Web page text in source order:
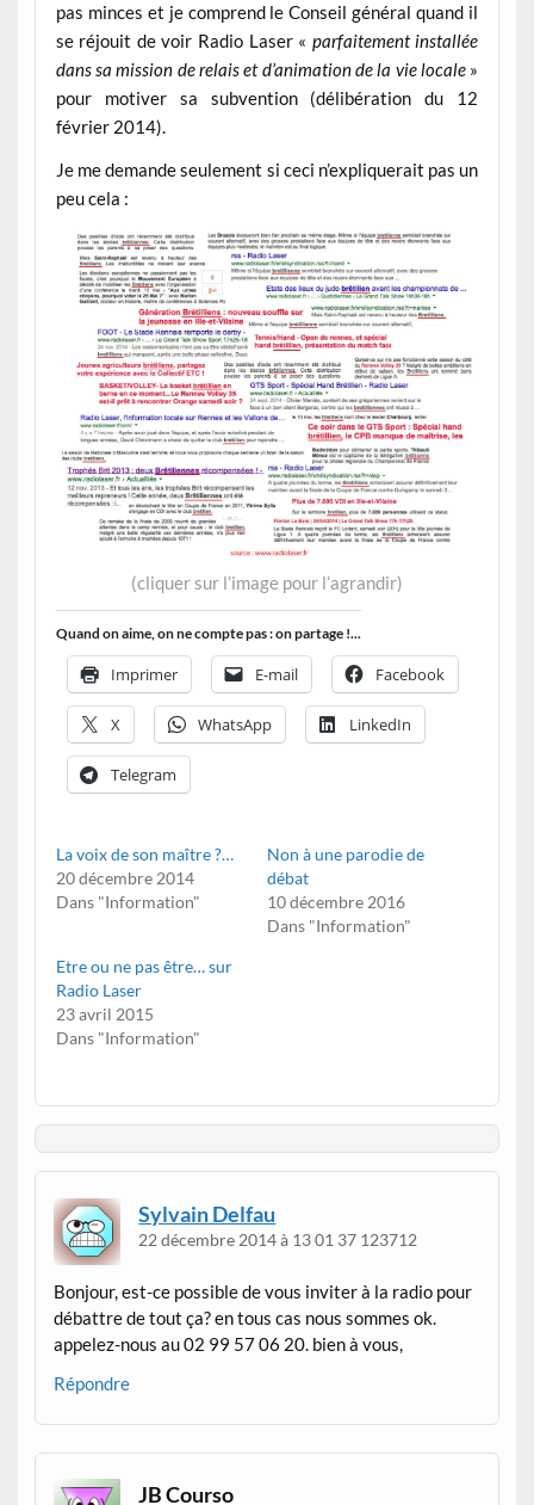
pas minces et je comprend le Conseil général quand il
se réjouit de voir Radio Laser « parfaitement installée
dans sa mission de relais et d’animation de la vie locale »
pour motiver sa subvention (délibération du 12
février 2014).
Je me demande seulement si ceci n’expliquerait pas un
peu cela :
(cliquer sur l’image pour l’agrandir)
Quand on aime, on ne compte pas : on partage !...
Imprimer E-mail Facebook
X WhatsApp LinkedIn
Telegram
La voix de son maître ?…
20 décembre 2014
Dans "Information"
Non à une parodie de
débat
10 décembre 2016
Dans "Information"
Etre ou ne pas être… sur
Radio Laser
23 avril 2015
Dans "Information"
Sylvain Delfau
22 décembre 2014 à 13 01 37 123712
Bonjour, est-ce possible de vous inviter à la radio pour
débattre de tout ça? en tous cas nous sommes ok.
appelez-nous au 02 99 57 06 20. bien à vous,
Répondre
JB Courso